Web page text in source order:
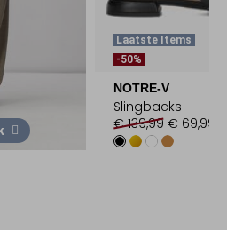
Laatste Items
-50%
NOTRE-V
Slingbacks
€ 139,99 € 69,99